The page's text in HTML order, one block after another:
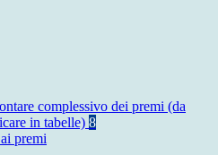
complessivo dei premi (da
in tabelle) 8
premi